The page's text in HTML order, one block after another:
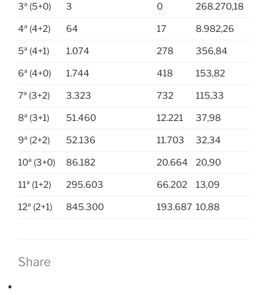
3ª (5+0) 3 0 268.270,18
4ª (4+2) 64 17 8.982,26
5ª (4+1) 1.074 278 356,84
6ª (4+0) 1.744 418 153,82
7ª (3+2) 3.323 732 115,33
8ª (3+1) 51.460 12.221 37,98
9ª (2+2) 52.136 11.703 32,34
10ª (3+0) 86.182 20.664 20,90
11ª (1+2) 295.603 66.202 13,09
12ª (2+1) 845.300 193.687 10,88
Share